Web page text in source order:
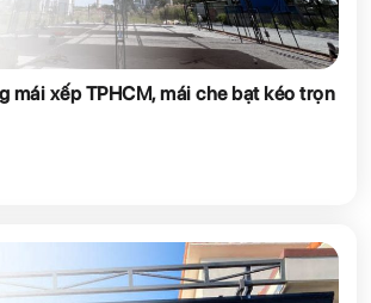
mái xếp TPHCM, mái che bạt kéo trọn